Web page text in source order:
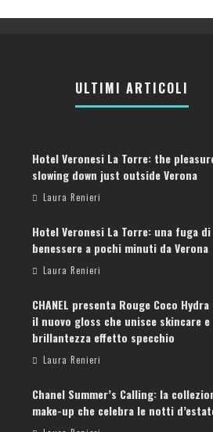
ULTIMI ARTICOLI
Hotel Veronesi La Torre: the
slowing down just outside Verona
Laura Renieri
Hotel Veronesi La Torre: una fuga di
benessere a pochi minuti da Verona
Laura Renieri
CHANEL presenta Rouge Coco Hydra
il nuovo gloss che unisce skincare e
brillantezza effetto specchio
Laura Renieri
Chanel Summer’s Calling: la
make-up che celebra le notti
ATENE: GUIDA PER IL